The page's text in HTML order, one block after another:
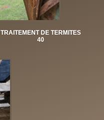
TRAITEMENT DE TERMITES
40